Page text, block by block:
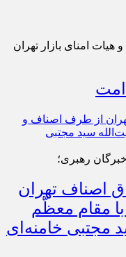
امنای بازار تهران
امت
رهبری؛
اصناف تهران
مقام معظّم
مجتبی خامنه‌ای